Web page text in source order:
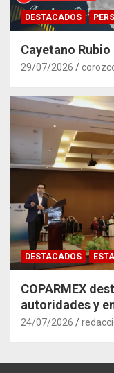
DESTACADOS
Cayetano Rubio
29/07/2026
DESTACADOS
COPARMEX
autoridades y
impacto del
24/07/2026